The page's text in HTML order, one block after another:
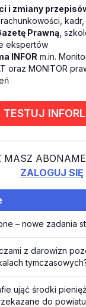
i zmiany
kadr,
Prawną ,
ekspertów
INFOR m.in.
oraz MONITOR
TESTUJ
MASZ
ZALOGUJ SIĘ
– nowe zadania
z darowizn
ująć środki
do powiatu